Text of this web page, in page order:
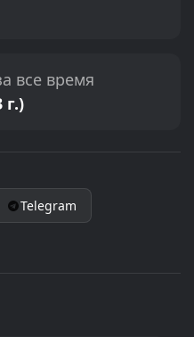
все время
г.)
Telegram